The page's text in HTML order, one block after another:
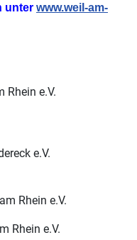
unter www.weil-am-
Rhein e.V.
e.V.
Rhein e.V.
Rhein e.V.